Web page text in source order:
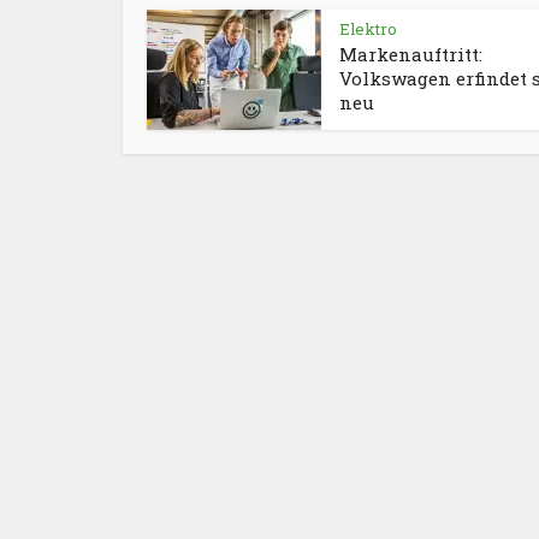
Elektro
Markenauftritt:
Volkswagen erfindet
neu